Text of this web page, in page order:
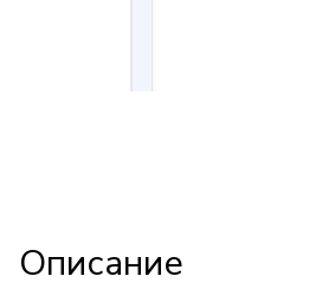
Описание